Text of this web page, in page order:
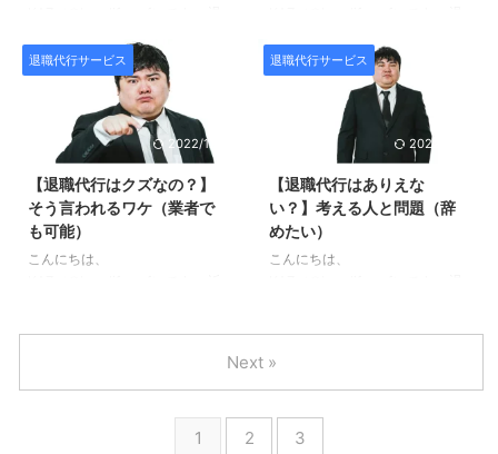
以下の通りです。 おすすめ出来
ない方 裁判時に代理になって欲
代行業者／そもそもどんなサービ
ス？ まずは退職代行とはどのよ
けど実際に利用した人の体験談を
読みたい、と思っている方も多い
のではないでしょうか。 この記
事では退職代行を実際に利用した
方の体験談、そして利用する際に
失敗したくない方向けのおすすめ
のサービス3社をご紹介していま
す。 それでは早速始めていきま
しょう 退職代行の体験談／そも
そも退職代行サービスって何？
が近年増えてきています。 しか
し、同時に思わぬトラブルに見舞
われたケースもあるという声も聞
くことが少なくありません。 こ
の記事では退職代行を利用するこ
とで起こりえるトラブルとその解
決方法についてまとめています。
まず先に結論となりますが、退職
代行を利用した際に起こりえるト
ラブルは以下のようなものがあり
退職代行サービス
2022/12/5
【退職代行はクズなの？】
そう言われるワケ（業者で
も可能）
こんにちは、
人はクズ、常識はずれと言われる
ことがあるようです。 今回は退
職代行サービスを利用する人がク
退職代行サービス
2022/12/5
【退職代行はありえな
い？】考える人と問題（辞
めたい）
こんにちは、
利用して会社を辞めることに対す
るモラルを問うものかと思います
が、本当に退職代行を利用するの
は本当に非常識なのでしょうか？
1 2 3
Next »